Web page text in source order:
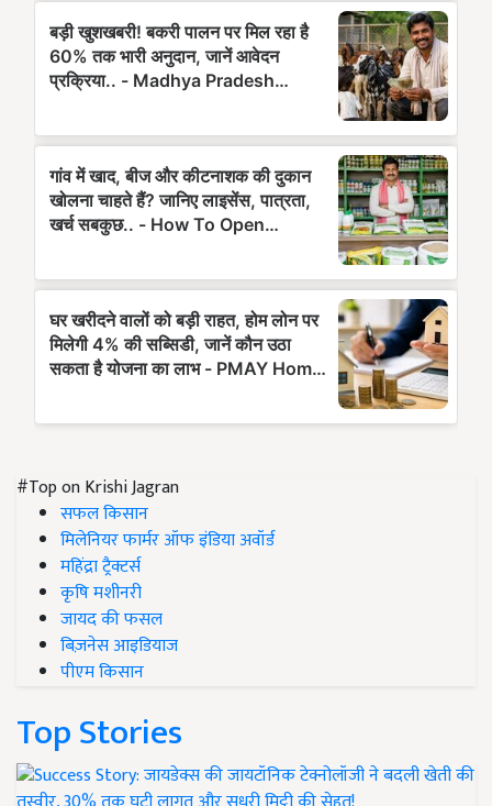
#Top on Krishi Jagran
सफल किसान
मिलेनियर फार्मर ऑफ इंडिया अवॉर्ड
महिंद्रा ट्रैक्टर्स
कृषि मशीनरी
जायद की फसल
बिज़नेस आइडियाज
पीएम किसान
Top Stories